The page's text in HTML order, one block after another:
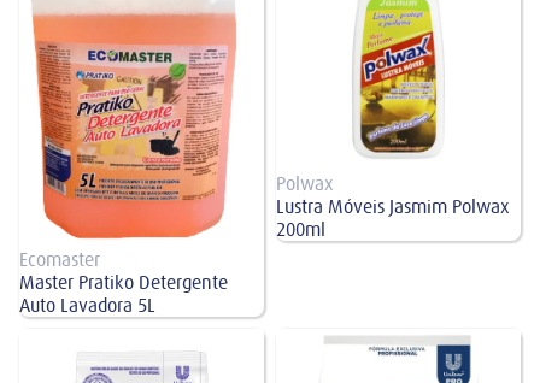
Ecomaster
Master Pratiko Detergente
Auto Lavadora 5L
Polwax
Lustra Móveis Jasmim Polwax
200ml
Sem Perfume 1,6kg
Detergente em Pó Limpeza Pesada